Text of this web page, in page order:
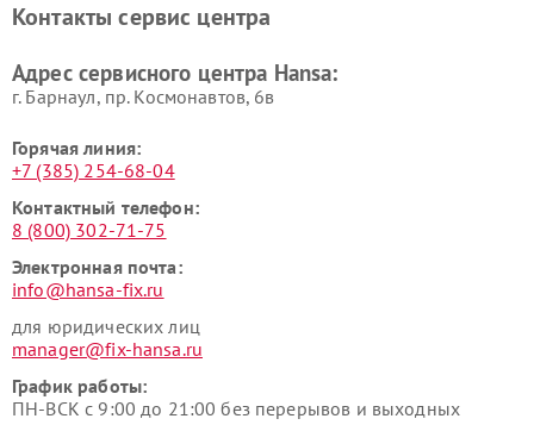
Контакты сервис центра
Адрес сервисного центра Hansa:
г. Барнаул, ​пр. Космонавтов, 6в
Горячая линия:
+7 (385) 254-68-04
Контактный телефон:
8 (800) 302-71-75
Электронная почта:
info@hansa-fix.ru
для юридических лиц
manager@fix-hansa.ru
График работы:
ПН-ВСК с 9:00 до 21:00 без перерывов и выходных